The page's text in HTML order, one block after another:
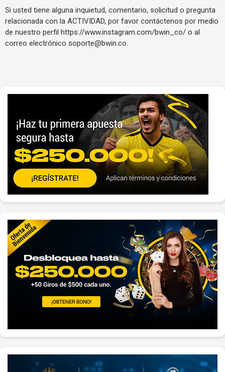
Si usted tiene alguna inquietud, comentario, solicitud o pregunta
relacionada con la ACTIVIDAD, por favor contáctenos por medio
de nuestro perfil https://www.instagram.com/bwin_co/ o al
correo electrónico soporte@bwin.co